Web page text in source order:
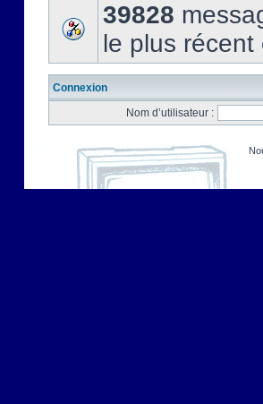
39828
le plus récent
Connexion
Nom d’utilisateur :